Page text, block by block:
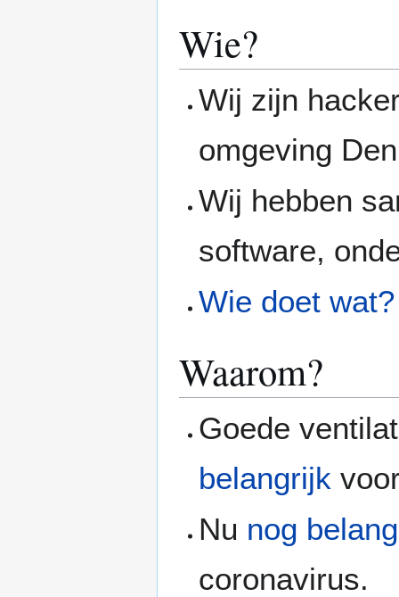
Wie?
Wij zijn
omgeving
Wij hebben
software,
Wie doet wat?
Waarom?
Goede
belangrijk
Nu nog
coronavirus.